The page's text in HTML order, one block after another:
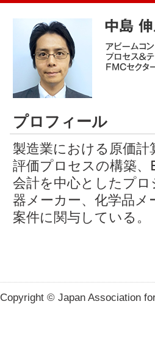
プロフィール
製造業における原価
評価プロセスの構築、
会計を中心としたプ
器メーカー、化学品
案件に関与している。
Copyright © Japan Association